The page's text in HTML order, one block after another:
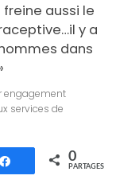
freine aussi le
y a
dans
engagement
services de
Partagez 0
PARTAGES